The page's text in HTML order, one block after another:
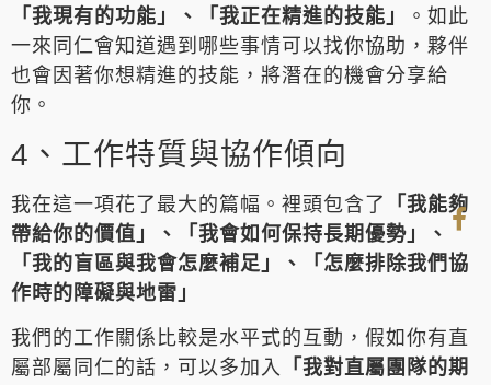
「我現有的功能」、「我正在精進的技能」
。如此
一來同仁會知道遇到哪些事情可以找你協助，夥伴
也會因著你想精進的技能，將潛在的機會分享給
你。
4、工作特質與協作傾向
我在這一項花了最大的篇幅。裡頭包含了
「我能夠
帶給你的價值」、「我會如何保持長期優勢」、
「我的盲區與我會怎麼補足」、「怎麼排除我們協
作時的障礙與地雷」
我們的工作關係比較是水平式的互動，假如你有直
屬部屬同仁的話，可以多加入 「我對直屬團隊的期